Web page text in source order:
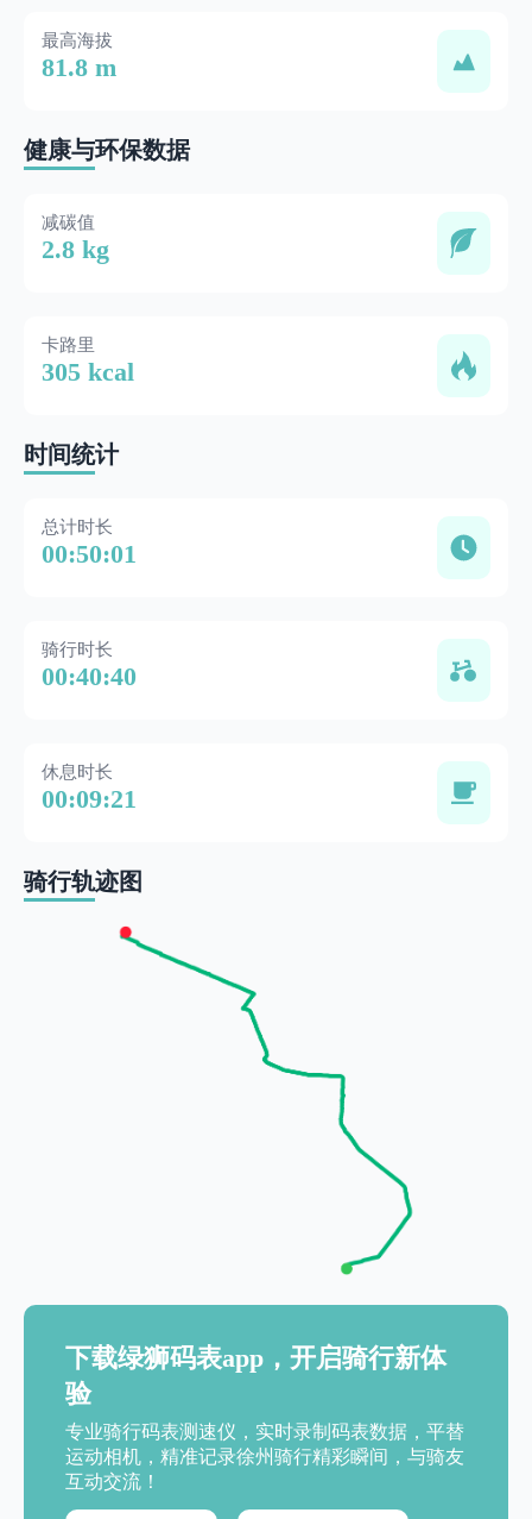
最高海拔
81.8 m
健康与环保数据
减碳值
2.8 kg
卡路里
305 kcal
时间统计
总计时长
00:50:01
骑行时长
00:40:40
休息时长
00:09:21
骑行轨迹图
下载绿狮码表app，开启骑行新体
验
专业骑行码表测速仪，实时录制码表数据，平替
运动相机，精准记录徐州骑行精彩瞬间，与骑友
互动交流！